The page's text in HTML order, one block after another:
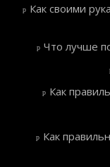
Как своими
Что лучше
Как
Как